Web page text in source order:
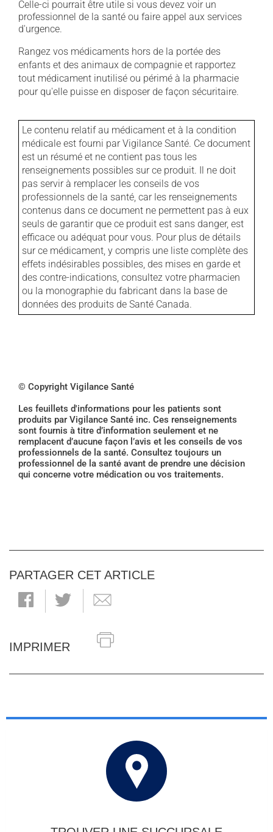
Celle-ci pourrait être utile si vous devez voir un
professionnel de la santé ou faire appel aux services
d'urgence.
Rangez vos médicaments hors de la portée des
enfants et des animaux de compagnie et rapportez
tout médicament inutilisé ou périmé à la pharmacie
pour qu'elle puisse en disposer de façon sécuritaire.
Le contenu relatif au médicament et à la condition
médicale est fourni par Vigilance Santé. Ce document
est un résumé et ne contient pas tous les
renseignements possibles sur ce produit. Il ne doit
pas servir à remplacer les conseils de vos
professionnels de la santé, car les renseignements
contenus dans ce document ne permettent pas à eux
seuls de garantir que ce produit est sans danger, est
efficace ou adéquat pour vous. Pour plus de détails
sur ce médicament, y compris une liste complète des
effets indésirables possibles, des mises en garde et
des contre-indications, consultez votre pharmacien
ou la monographie du fabricant dans la base de
données des produits de Santé Canada.
© Copyright Vigilance Santé
Les feuillets d'informations pour les patients sont
produits par Vigilance Santé inc. Ces renseignements
sont fournis à titre d’information seulement et ne
remplacent d’aucune façon l’avis et les conseils de vos
professionnels de la santé. Consultez toujours un
professionnel de la santé avant de prendre une décision
qui concerne votre médication ou vos traitements.
PARTAGER CET ARTICLE
IMPRIMER